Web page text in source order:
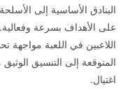
البنادق الأساسية إلى
على الأهداف بسرعة
اللاعبين في اللعبة مواجهة
المتوقعة إلى التنسيق
اغتيال.